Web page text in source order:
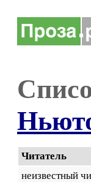
Читатель
неизвестный